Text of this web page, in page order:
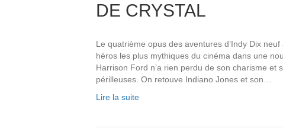
DE CRYSTAL
Le quatrième opus des aventures d’Indy Dix
héros les plus mythiques du cinéma dans une
Harrison Ford n’a rien perdu de son charisme et
périlleuses. On retouve Indiano Jones et son…
Lire la suite